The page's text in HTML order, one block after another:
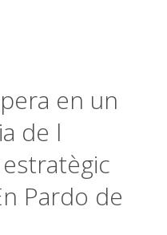
en un
de l
Pardo de